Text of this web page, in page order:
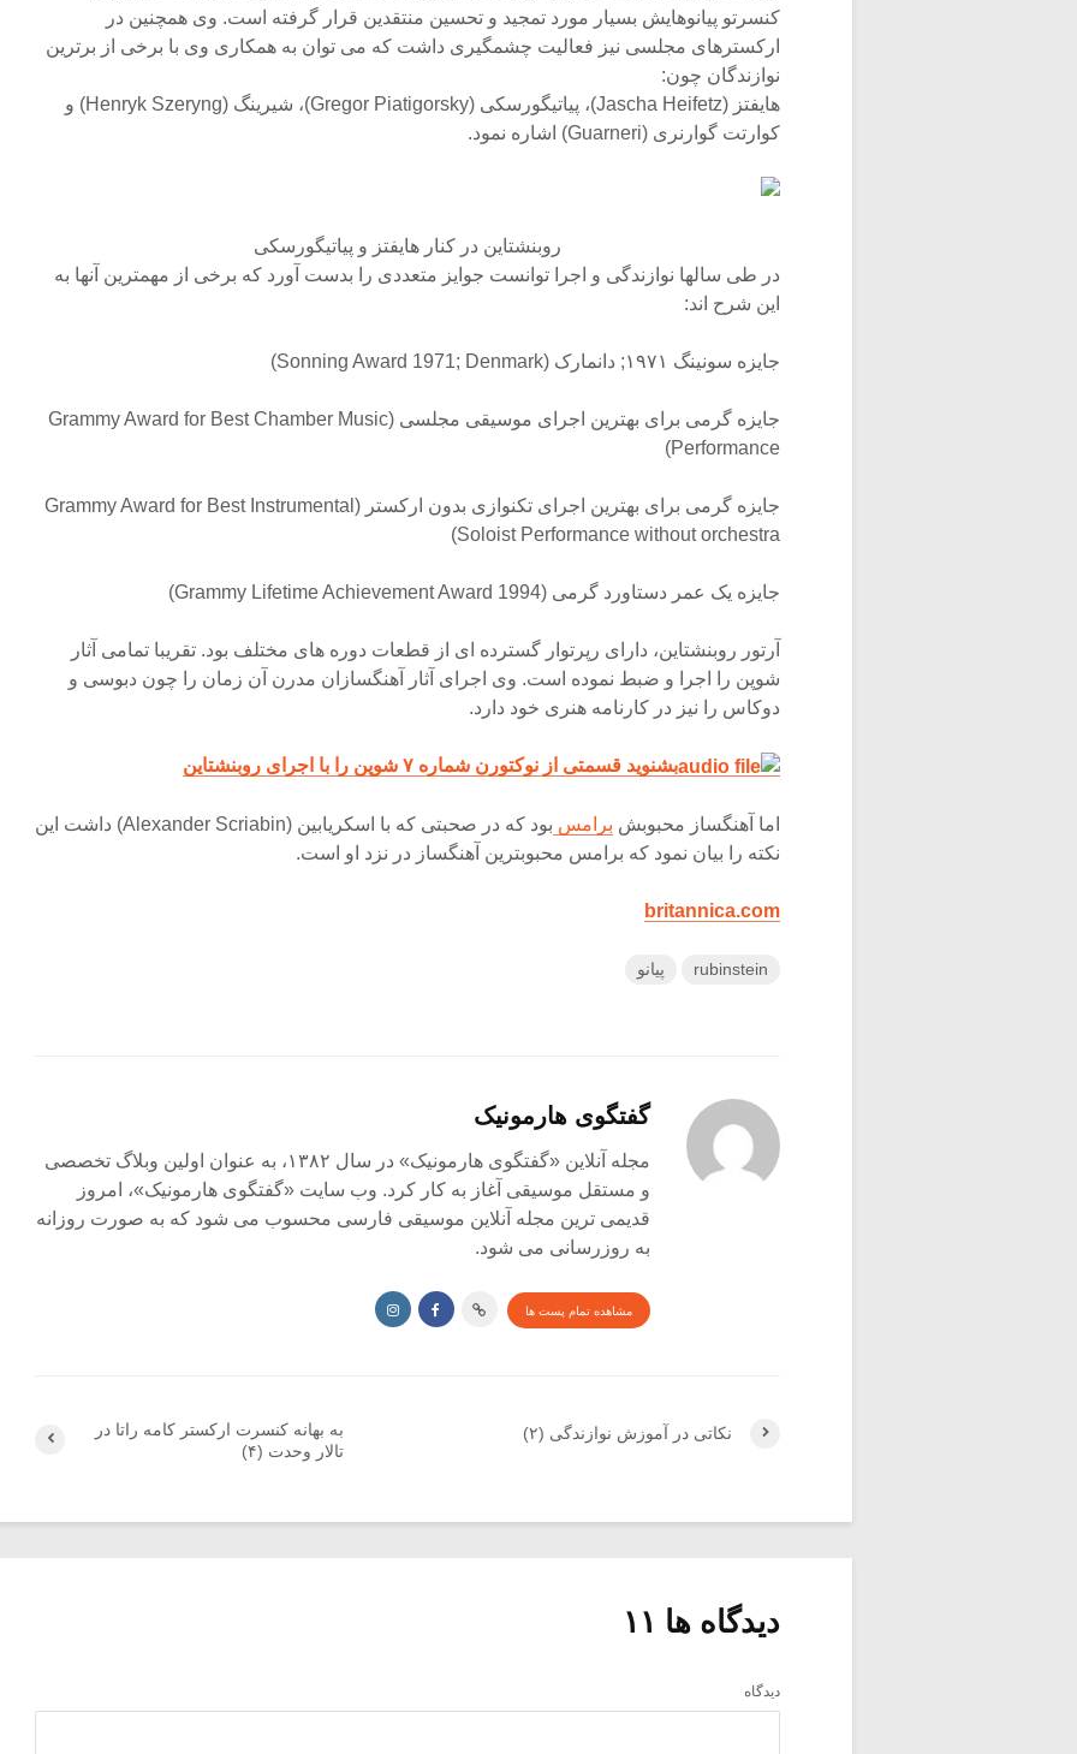
کنسرتو پیانوهایش بسیار مورد تمجید و تحسین منتقدین قرار گرفته است. وی همچنین در
ارکسترهای مجلسی نیز فعالیت چشمگیری داشت که می توان به همکاری وی با برخی از برترین
نوازندگان چون:
هایفتز (Jascha Heifetz)، پیاتیگورسکی (Gregor Piatigorsky)، شیرینگ (Henryk Szeryng) و
کوارتت گوارنری (Guarneri) اشاره نمود.
روبنشتاین در کنار هایفتز و پیاتیگورسکی
در طی سالها نوازندگی و اجرا توانست جوایز متعددی را بدست آورد که برخی از مهمترین آنها به
این شرح اند:
جایزه سونینگ ۱۹۷۱; دانمارک (Sonning Award 1971; Denmark)
جایزه گرمی برای بهترین اجرای موسیقی مجلسی (Grammy Award for Best Chamber Music
Performance)
جایزه گرمی برای بهترین اجرای تکنوازی بدون ارکستر (Grammy Award for Best Instrumental
Soloist Performance without orchestra)
جایزه یک عمر دستاورد گرمی (Grammy Lifetime Achievement Award 1994)
آرتور روبنشتاین، دارای رپرتوار گسترده ای از قطعات دوره های مختلف بود. تقریبا تمامی آثار
شوپن را اجرا و ضبط نموده است. وی اجرای آثار آهنگسازان مدرن آن زمان را چون دبوسی و
دوکاس را نیز در کارنامه هنری خود دارد.
بشنوید قسمتی از نوکتورن شماره ۷ شوپن را با اجرای روبنشتاین
اما آهنگساز محبوبش برامس
بود که در صحبتی که با اسکریابین (Alexander Scriabin) داشت این
نکته را بیان نمود که برامس محبوبترین آهنگساز در نزد او است.
britannica.com
rubinstein پیانو
گفتگوی هارمونیک
مجله آنلاین «گفتگوی هارمونیک» در سال ۱۳۸۲، به عنوان اولین وبلاگ تخصصی
و مستقل موسیقی آغاز به کار کرد. وب سایت «گفتگوی هارمونیک»، امروز
قدیمی ترین مجله آنلاین موسیقی فارسی محسوب می شود که به صورت روزانه
به روزرسانی می شود.
مشاهده تمام پست ها
به بهانه کنسرت ارکستر کامه راتا در
تالار وحدت (۴)
نکاتی در آموزش نوازندگی (۲)
دیدگاه ها ۱۱
دیدگاه